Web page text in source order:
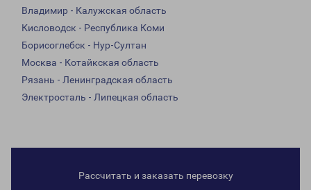
Владимир - Калужская область
Кисловодск - Республика Коми
Борисоглебск - Нур-Султан
Москва - Котайкская область
Рязань - Ленинградская область
Электросталь - Липецкая область
Рассчитать и заказать перевозку